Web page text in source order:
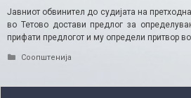
Јавниот обвинител до судијата на
во Тетово достави предлог за
прифати предлогот и му определи притвор
Categories
Соопштенија